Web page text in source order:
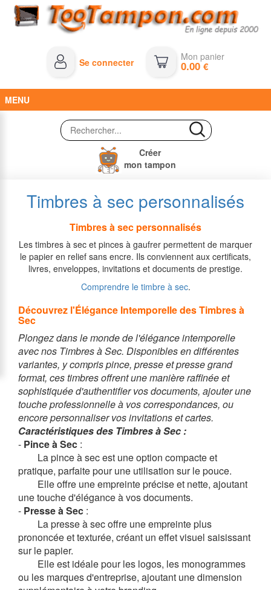
Se connecter Mon panier
0.00€
MENU
Créer
mon tampon
Timbres à sec personnalisés
Timbres à sec personnalisés
Les timbres à sec et pinces à gaufrer permettent de marquer
le papier en relief sans encre. Ils conviennent aux certificats,
livres, enveloppes, invitations et documents de prestige.
Comprendre le timbre à sec.
Découvrez l'Élégance Intemporelle des Timbres à
Sec
Plongez dans le monde de l'élégance intemporelle
avec nos Timbres à Sec. Disponibles en différentes
variantes, y compris pince, presse et presse grand
format, ces timbres offrent une manière raffinée et
sophistiquée d'authentifier vos documents, ajouter une
touche professionnelle à vos correspondances, ou
encore personnaliser vos invitations et cartes.
Caractéristiques des Timbres à Sec :
- Pince à Sec :
La pince à sec est une option compacte et
pratique, parfaite pour une utilisation sur le pouce.
Elle offre une empreinte précise et nette, ajoutant
une touche d'élégance à vos documents.
- Presse à Sec :
La presse à sec offre une empreinte plus
prononcée et texturée, créant un effet visuel saisissant
sur le papier.
Elle est idéale pour les logos, les monogrammes
ou les marques d'entreprise, ajoutant une dimension